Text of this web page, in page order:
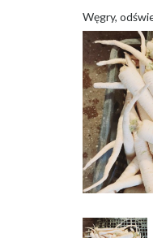
Węgry,